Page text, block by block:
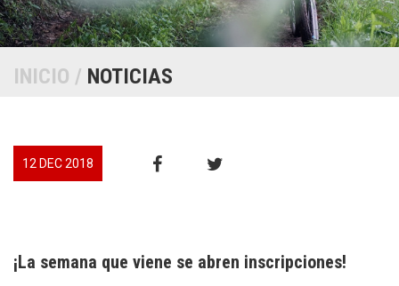
INICIO / NOTICIAS
12 DEC 2018
¡La semana que viene se abren inscripciones!